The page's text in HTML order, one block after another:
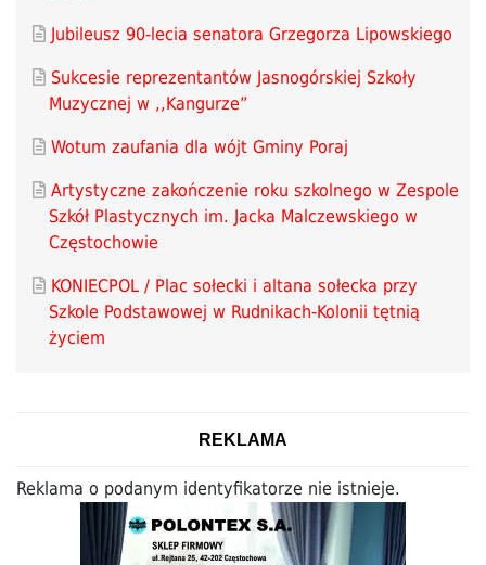
Jubileusz 90-lecia senatora Grzegorza Lipowskiego
Sukcesie reprezentantów Jasnogórskiej Szkoły
Muzycznej w ,,Kangurze”
Wotum zaufania dla wójt Gminy Poraj
Artystyczne zakończenie roku szkolnego w Zespole
Szkół Plastycznych im. Jacka Malczewskiego w
Częstochowie
KONIECPOL / Plac sołecki i altana sołecka przy
Szkole Podstawowej w Rudnikach-Kolonii tętnią
życiem
REKLAMA
Reklama o podanym identyfikatorze nie istnieje.